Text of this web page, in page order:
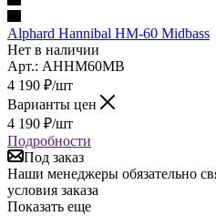
Alphard Hannibal HM-60 Midbass
Нет в наличии
Арт.: AHHM60MB
4 190 ₽/шт
Варианты цен
4 190 ₽/шт
Подробности
Под заказ
Наши менеджеры обязательно
условия заказа
Показать еще